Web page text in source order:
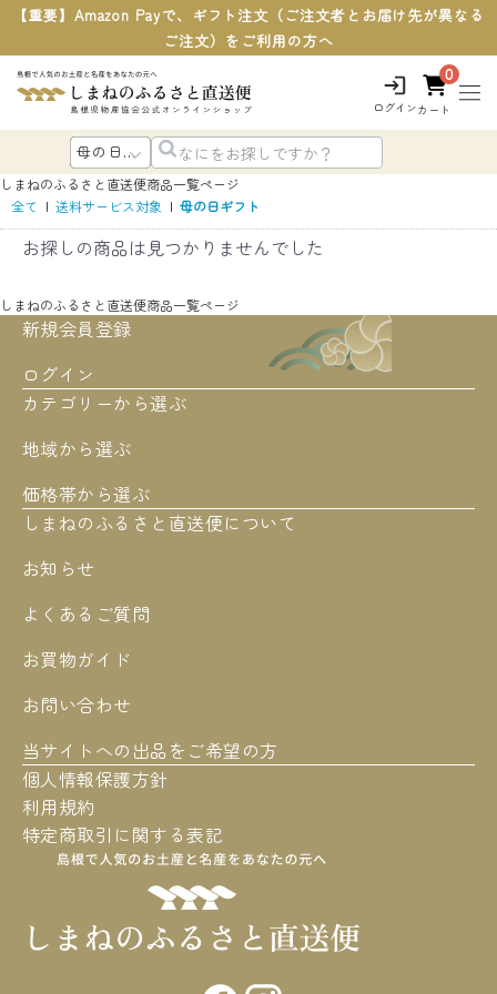
【重要】Amazon Payで、ギフト注文（ご注文者とお届け先が異なる
ご注文）をご利用の方へ
ログイン
0
カート
しまねのふるさと直送便商品一覧ページ
全て | 送料サービス対象 | 母の日ギフト
お探しの商品は見つかりませんでした
しまねのふるさと直送便商品一覧ページ
カテゴリーから選ぶ
地域から選ぶ
価格帯から選ぶ
新規会員登録
ログイン
しまねのふるさと直送便について
お知らせ
よくあるご質問
お買物ガイド
お問い合わせ
当サイトへの出品をご希望の方
個人情報保護方針
利用規約
特定商取引に関する表記